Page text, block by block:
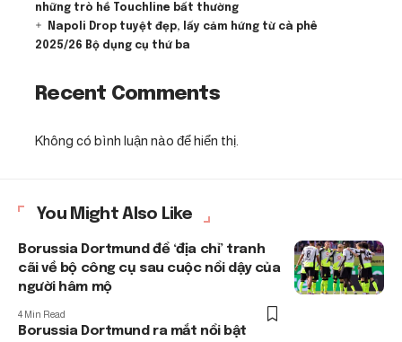
những trò hề Touchline bất thường
Napoli Drop tuyệt đẹp, lấy cảm hứng từ cà phê
2025/26 Bộ dụng cụ thứ ba
Recent Comments
Không có bình luận nào để hiển thị.
You Might Also Like
Borussia Dortmund để ‘địa chỉ’ tranh
cãi về bộ công cụ sau cuộc nổi dậy của
người hâm mộ
4 Min Read
Borussia Dortmund ra mắt nổi bật